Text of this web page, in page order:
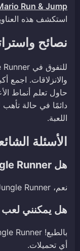
Run & Jump
استكشف هذه
نصائح
والانزلاقات. اجمع
حاول تعلم أنماط
دائمًا في حالة
اللعبة.
الأسئلة
هل Jungle Runner مجانية للعب؟
نعم، Jungle Runner مجانية تمامًا للعب عبر الإنترنت.
هل يمكنني لعب Jungle Runner دون تحميل؟
أي تحميلات.